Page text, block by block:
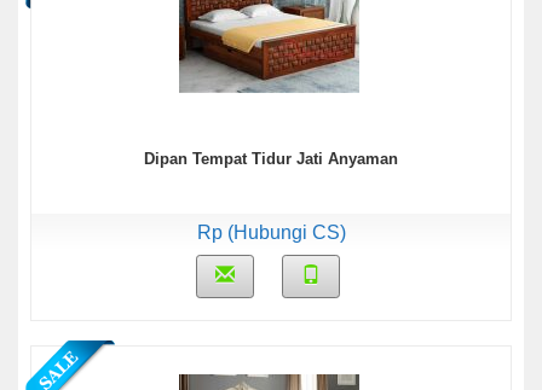
Dipan Tempat Tidur Jati Anyaman
Rp (Hubungi CS)